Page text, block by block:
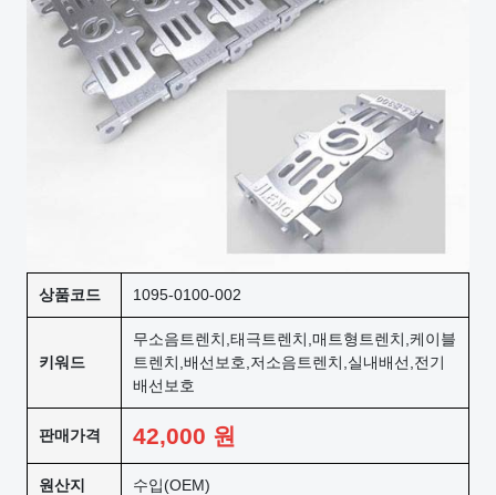
상품코드 1095-0100-002
키워드
무소음트렌치,태극트렌치,매트형트렌치,케이블
트렌치,배선보호,저소음트렌치,실내배선,전기
배선보호
판매가격 42,000 원
원산지 수입(OEM)